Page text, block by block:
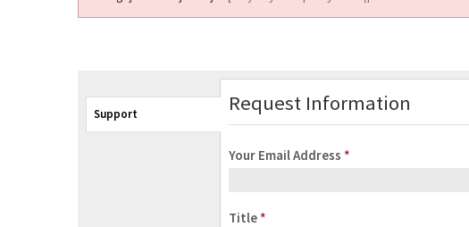
Support Request Information
Your Email Address *
Title *